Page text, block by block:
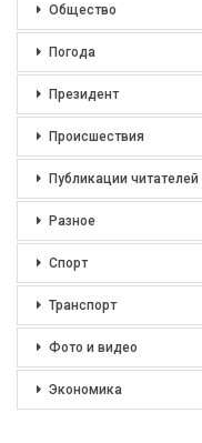
Общество
Погода
Президент
Происшествия
Публикации читателей
Разное
Спорт
Транспорт
Фото и видео
Экономика